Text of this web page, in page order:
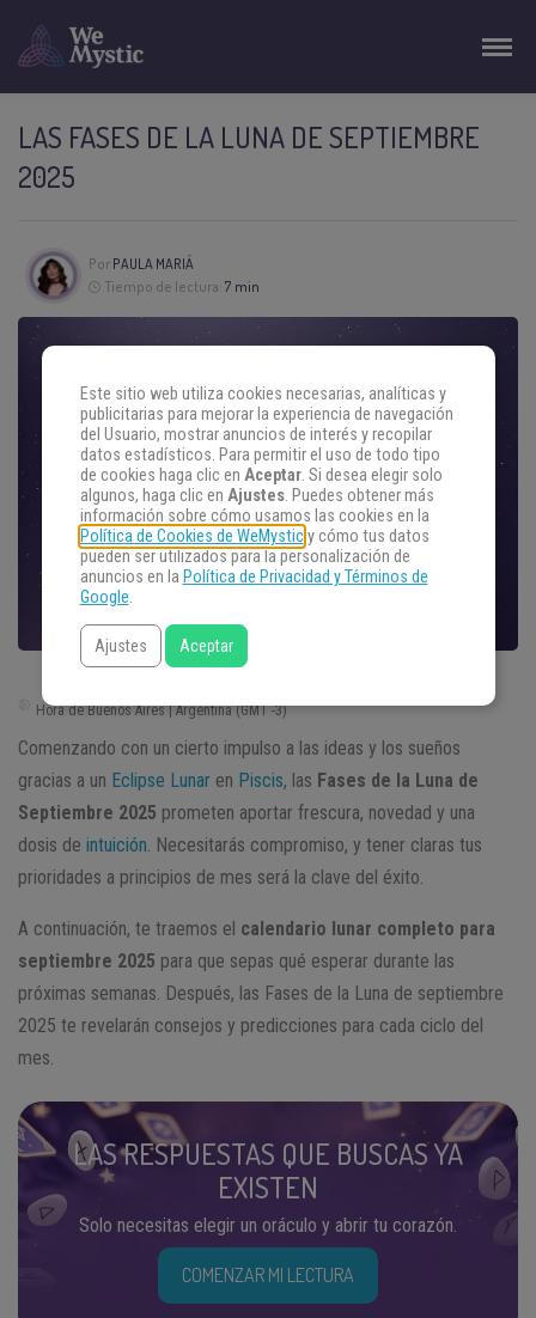
LAS FASES DE LA LUNA DE SEPTIEMBRE
2025
Por PAULA MARIÁ
Tiempo de lectura: 7 min
Hora de Buenos Aires | Argentina (GMT -3)
Comenzando con un cierto impulso a las ideas y los sueños
gracias a un Eclipse Lunar en Piscis, las Fases de la Luna de
Septiembre 2025 prometen aportar frescura, novedad y una
dosis de intuición . Necesitarás compromiso, y tener claras tus
prioridades a principios de mes será la clave del éxito.
A continuación, te traemos el calendario lunar completo para
septiembre 2025 para que sepas qué esperar durante las
próximas semanas. Después, las Fases de la Luna de septiembre
2025 te revelarán consejos y predicciones para cada ciclo del
mes.
LAS RESPUESTAS QUE BUSCAS YA
EXISTEN
Solo necesitas elegir un oráculo y abrir tu corazón.
COMENZAR MI LECTURA
Este sitio web utiliza cookies necesarias, analíticas y
publicitarias para mejorar la experiencia de navegación
del Usuario, mostrar anuncios de interés y recopilar
datos estadísticos. Para permitir el uso de todo tipo
de cookies haga clic en Aceptar. Si desea elegir solo
algunos, haga clic en Ajustes. Puedes obtener más
información sobre cómo usamos las cookies en la
Política de Cookies de WeMysticy cómo tus datos
pueden ser utilizados para la personalización de
anuncios en la Política de Privacidad y Términos de
Google.
Ajustes Aceptar